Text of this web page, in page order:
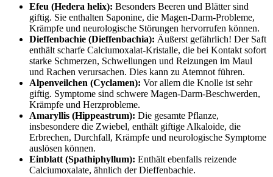
Efeu (Hedera helix): Besonders Beeren und Blätter sind
giftig. Sie enthalten Saponine, die Magen-Darm-Probleme,
Krämpfe und neurologische Störungen hervorrufen können.
Dieffenbachie (Dieffenbachia): Äußerst gefährlich! Der Saft
enthält scharfe Calciumoxalat-Kristalle, die bei Kontakt sofort
starke Schmerzen, Schwellungen und Reizungen im Maul
und Rachen verursachen. Dies kann zu Atemnot führen.
Alpenveilchen (Cyclamen): Vor allem die Knolle ist sehr
giftig. Symptome sind schwere Magen-Darm-Beschwerden,
Krämpfe und Herzprobleme.
Amaryllis (Hippeastrum): Die gesamte Pflanze,
insbesondere die Zwiebel, enthält giftige Alkaloide, die
Erbrechen, Durchfall, Krämpfe und neurologische Symptome
auslösen können.
Einblatt (Spathiphyllum): Enthält ebenfalls reizende
Calciumoxalate, ähnlich der Dieffenbachie.